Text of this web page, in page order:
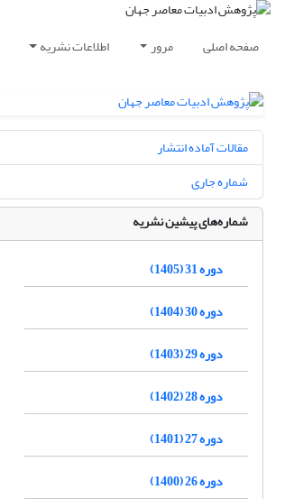
صفحه اصلی مرور اطلاعات نشریه
مقالات آماده انتشار
شماره جاری
شماره‌های پیشین نشریه
دوره 31 (1405)
دوره 30 (1404)
دوره 29 (1403)
دوره 28 (1402)
دوره 27 (1401)
دوره 26 (1400)